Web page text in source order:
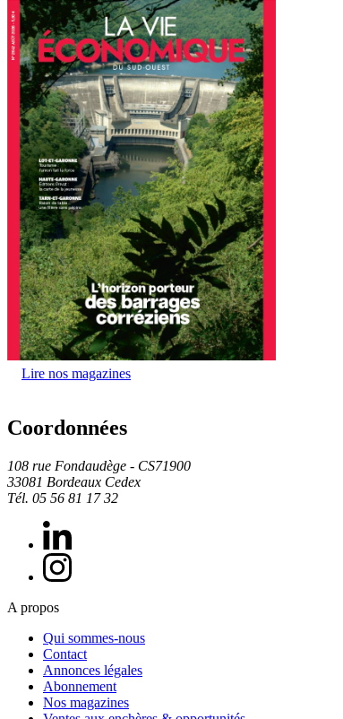
Lire nos magazines
Coordonnées
108 rue Fondaudège - CS71900
33081 Bordeaux Cedex
Tél. 05 56 81 17 32
A propos
Qui sommes-nous
Contact
Annonces légales
Abonnement
Nos magazines